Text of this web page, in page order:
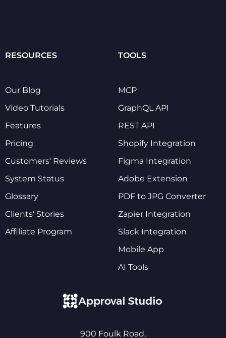
RESOURCES
Our Blog
Video Tutorials
Features
Pricing
Customers‘ Reviews
System Status
Glossary
Clients‘ Stories
Affiliate Program
TOOLS
MCP
GraphQL API
REST API
Shopify Integration
Figma Integration
Adobe Extension
PDF to JPG Converter
Zapier Integration
Slack Integration
Mobile App
AI Tools
900 Foulk Road,